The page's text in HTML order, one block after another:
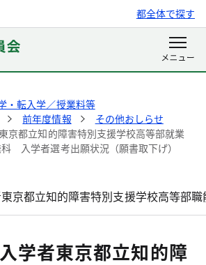
都全体で探す
・転入学／授業料等
前年度情報
その他おしらせ
京都立知的障害特別支援学校高等部就業
入学者選考出願状況（願書取下げ）
京都立知的障害特別支援学校高等部
学者東京都立知的障